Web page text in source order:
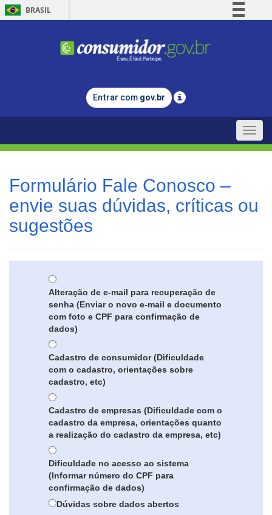
BRASIL
Comunica BR
Legislação
Entrar com gov.br
Toggle
Formulário Fale Conosco –
envie suas dúvidas, críticas ou
sugestões
Alteração de e-mail para recuperação de
senha (Enviar o novo e-mail e documento
com foto e CPF para confirmação de
dados)
Cadastro de consumidor (Dificuldade
com o cadastro, orientações sobre
cadastro, etc)
Cadastro de empresas (Dificuldade com o
cadastro da empresa, orientações quanto
a realização do cadastro da empresa, etc)
Dificuldade no acesso ao sistema
(Informar número do CPF para
confirmação de dados)
Dúvidas sobre dados abertos